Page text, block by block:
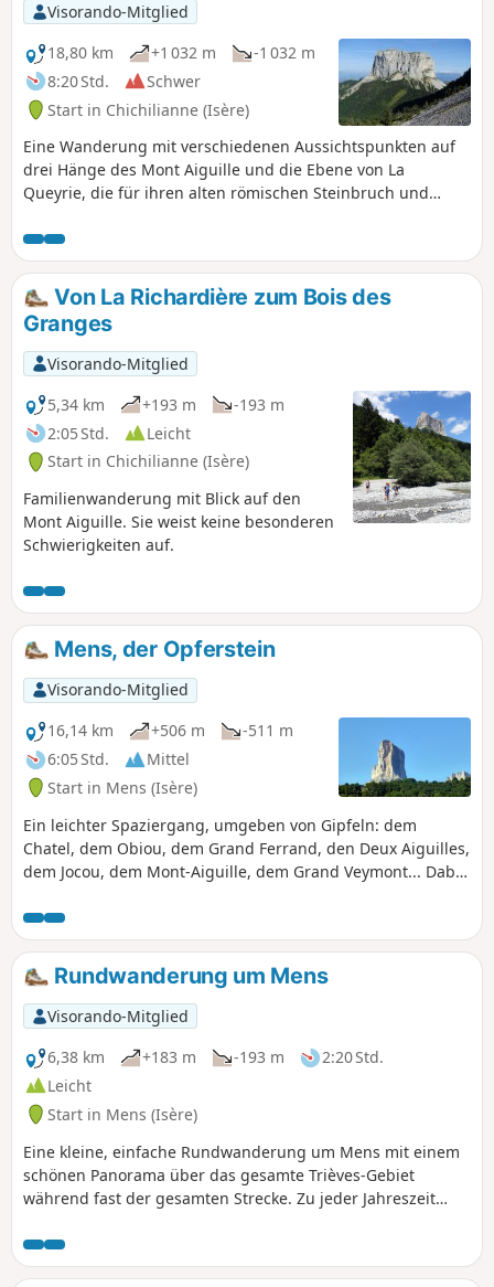
Visorando-Mitglied
18,80 km
+1 032 m
-1 032 m
8:20 Std.
Schwer
Start in Chichilianne (Isère)
Eine Wanderung mit verschiedenen Aussichtspunkten auf
drei Hänge des Mont Aiguille und die Ebene von La
Queyrie, die für ihren alten römischen Steinbruch und
Von La Richardière zum Bois des
Granges
Visorando-Mitglied
5,34 km
+193 m
-193 m
2:05 Std.
Leicht
Start in Chichilianne (Isère)
Familienwanderung mit Blick auf den
Mont Aiguille. Sie weist keine besonderen
Schwierigkeiten auf.
Mens, der Opferstein
Visorando-Mitglied
16,14 km
+506 m
-511 m
6:05 Std.
Mittel
Start in Mens (Isère)
Ein leichter Spaziergang, umgeben von Gipfeln: dem
Chatel, dem Obiou, dem Grand Ferrand, den Deux Aiguilles,
dem Jocou, dem Mont-Aiguille, dem Grand Veymont... Dabei
Wanderung, ideal im Sommer.
Rundwanderung um Mens
Visorando-Mitglied
6,38 km
+183 m -193 m
2:20 Std.
Leicht
Start in Mens (Isère)
Eine kleine, einfache Rundwanderung um Mens mit einem
schönen Panorama über das gesamte Trièves-Gebiet
während fast der gesamten Strecke. Zu jeder Jahreszeit
Geschäfte oder Cafés von Mens genießen.